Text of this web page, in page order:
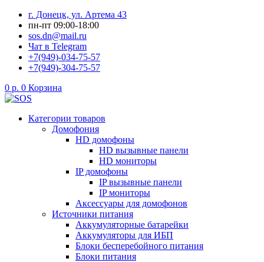
Перейти
содержимому
г. Донецк, ул. Артема 43
пн-пт 09:00-18:00
sos.dn@mail.ru
Чат в Telegram
+7(949)-034-75-57
+7(949)-304-75-57
0 р. 0 Корзина
Категории товаров
Домофония
HD домофоны
HD вызывные панели
HD мониторы
IP домофоны
IP вызывные панели
IP мониторы
Аксессуары для домофонов
Источники питания
Аккумуляторные батарейки
Аккумуляторы для ИБП
Блоки бесперебойного питания
Блоки питания